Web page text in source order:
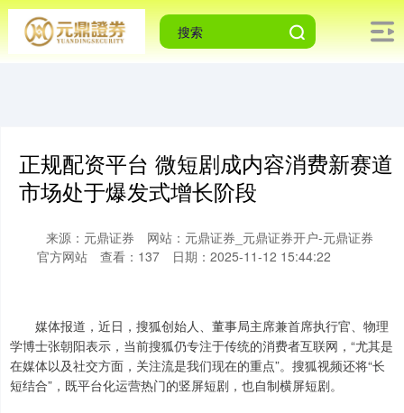
正规配资平台 微短剧成内容消费新赛道
市场处于爆发式增长阶段
来源：元鼎证券
网站：元鼎证券_元鼎证券开户-元鼎证券
官方网站
查看：137 日期：2025-11-12 15:44:22
媒体报道，近日，搜狐创始人、董事局主席兼首席执行官、物理
学博士张朝阳表示，当前搜狐仍专注于传统的消费者互联网，“尤其是
在媒体以及社交方面，关注流是我们现在的重点”。搜狐视频还将“长
短结合”，既平台化运营热门的竖屏短剧，也自制横屏短剧。